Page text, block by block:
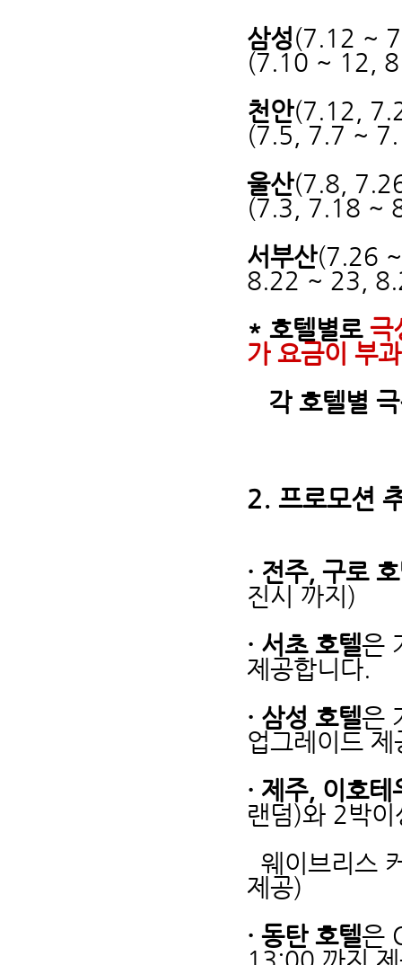
삼성(7.12 ~
(7.10 ~ 12,
천안(7.12,
(7.5, 7.7 ~
울산(7.8,
(7.3, 7.18 ~
서부산(7.26
8.22 ~ 23,
* 호텔별로 극
가 요금이 부과
각 호텔별
2. 프로모션
· 전주, 구로
진시 까지)
· 서초 호텔은
제공합니다.
· 삼성 호텔은
업그레이드
· 제주, 이호테
랜덤)와 2박
웨이브리스
제공)
· 동탄 호텔은